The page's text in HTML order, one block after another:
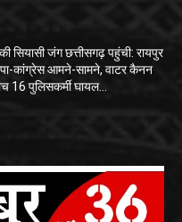
सियासी जंग छत्तीसगढ़ पहुंची: रायपुर
कांग्रेस आमने-सामने, वाटर कैनन
पुलिसकर्मी घायल…